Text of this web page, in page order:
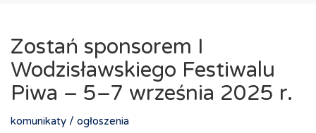
Zostań sponsorem I
Wodzisławskiego Festiwalu
Piwa – 5–7 września 2025 r.
komunikaty / ogłoszenia